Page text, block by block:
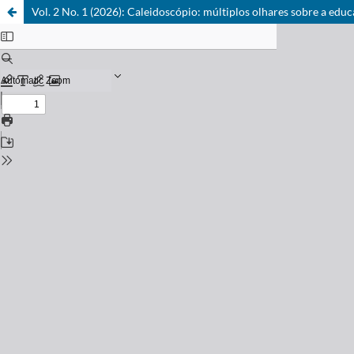
Vol. 2 No. 1 (2026): Caleidoscópio: múltiplos olhares sobre a